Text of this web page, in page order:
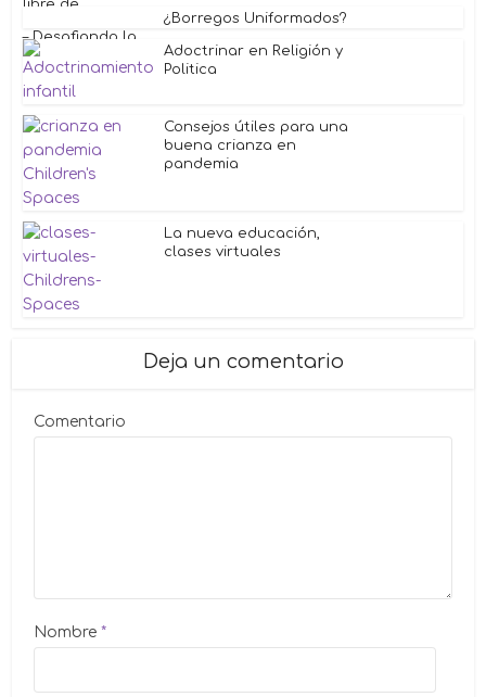
libre de...
¿Borregos Uniformados?
– Desafiando la...
Adoctrinar en Religión y
Politica
Consejos útiles para una
buena crianza en
pandemia
La nueva educación,
clases virtuales
Deja un comentario
Comentario
Nombre *